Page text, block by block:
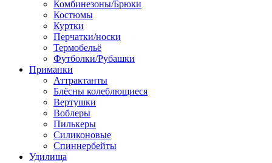
Комбинезоны/Брюки
Костюмы
Куртки
Перчатки/носки
Термобельё
Футболки/Рубашки
Приманки
Аттрактанты
Блёсны колеблющиеся
Вертушки
Воблеры
Пилькеры
Силиконовые
Спиннербейты
Удилища